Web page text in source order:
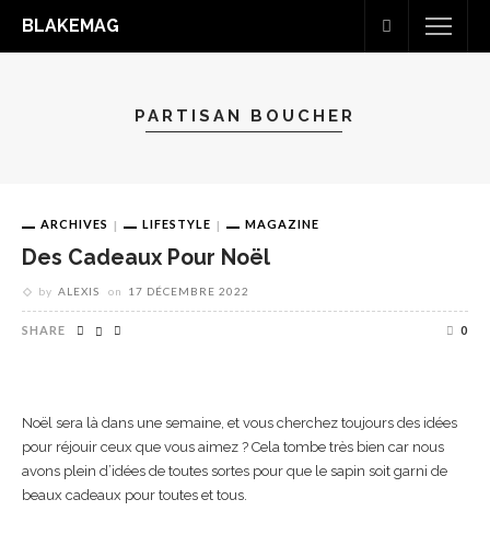
BLAKEMAG
PARTISAN BOUCHER
ARCHIVES LIFESTYLE MAGAZINE
Des Cadeaux Pour Noël
by ALEXIS on 17 DÉCEMBRE 2022
SHARE 0
Noël sera là dans une semaine, et vous cherchez toujours des idées
pour réjouir ceux que vous aimez ? Cela tombe très bien car nous
avons plein d’idées de toutes sortes pour que le sapin soit garni de
beaux cadeaux pour toutes et tous.